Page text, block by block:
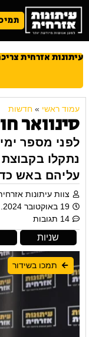
עיתונות אזרחית
עמוד ראשי » חדשות
סינוואר
לפני מספר
נתקלו
עליהם באש
צוות עיתונות
19 באוקטובר 2024. 18:10
14 תגובות
שניות
תמכו בשידור